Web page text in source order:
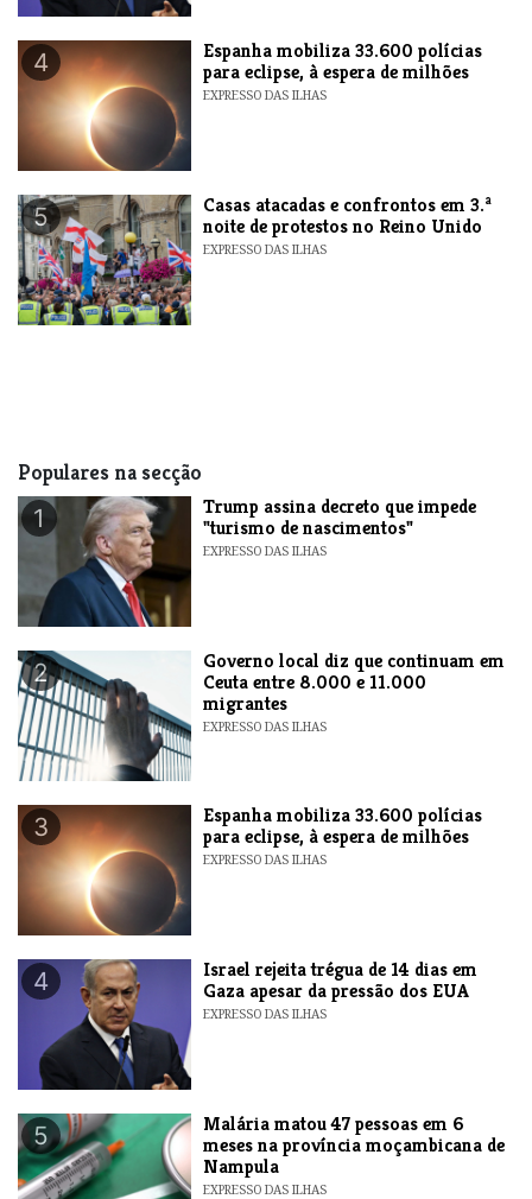
4
Espanha mobiliza 33.600 polícias
para eclipse, à espera de milhões
EXPRESSO DAS ILHAS
5
Casas atacadas e confrontos em 3.ª
noite de protestos no Reino Unido
EXPRESSO DAS ILHAS
Populares na secção
1
Trump assina decreto que impede
"turismo de nascimentos"
EXPRESSO DAS ILHAS
2
​Governo local diz que continuam em
Ceuta entre 8.000 e 11.000
migrantes
EXPRESSO DAS ILHAS
3
Espanha mobiliza 33.600 polícias
para eclipse, à espera de milhões
EXPRESSO DAS ILHAS
4
​Israel rejeita trégua de 14 dias em
Gaza apesar da pressão dos EUA
EXPRESSO DAS ILHAS
5
​Malária matou 47 pessoas em 6
meses na província moçambicana de
Nampula
EXPRESSO DAS ILHAS